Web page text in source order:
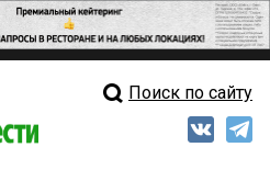
Свежий выпускПоиск по сайту